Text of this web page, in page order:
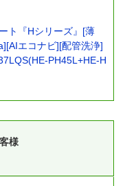
ト『Hシリーズ』[薄
エコナビ][配管洗浄]
PH45L+HE-H
様